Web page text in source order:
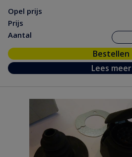
Opel prijs
Prijs
Aantal
Bestellen
Lees meer